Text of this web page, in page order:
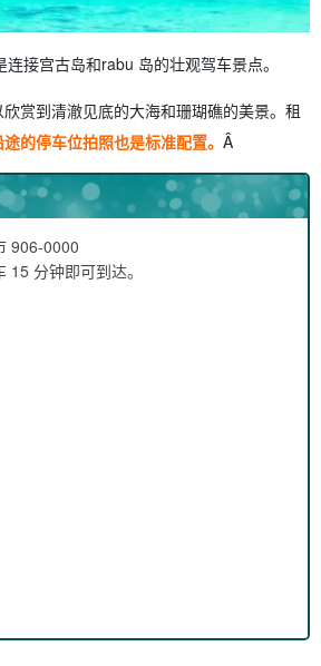
接宫古岛和rabu 岛的壮观驾车景点。
赏到清澈见底的大海和珊瑚礁的美景。租
的停车位拍照也是标准配置。 Â
906-0000
分钟即可到达。